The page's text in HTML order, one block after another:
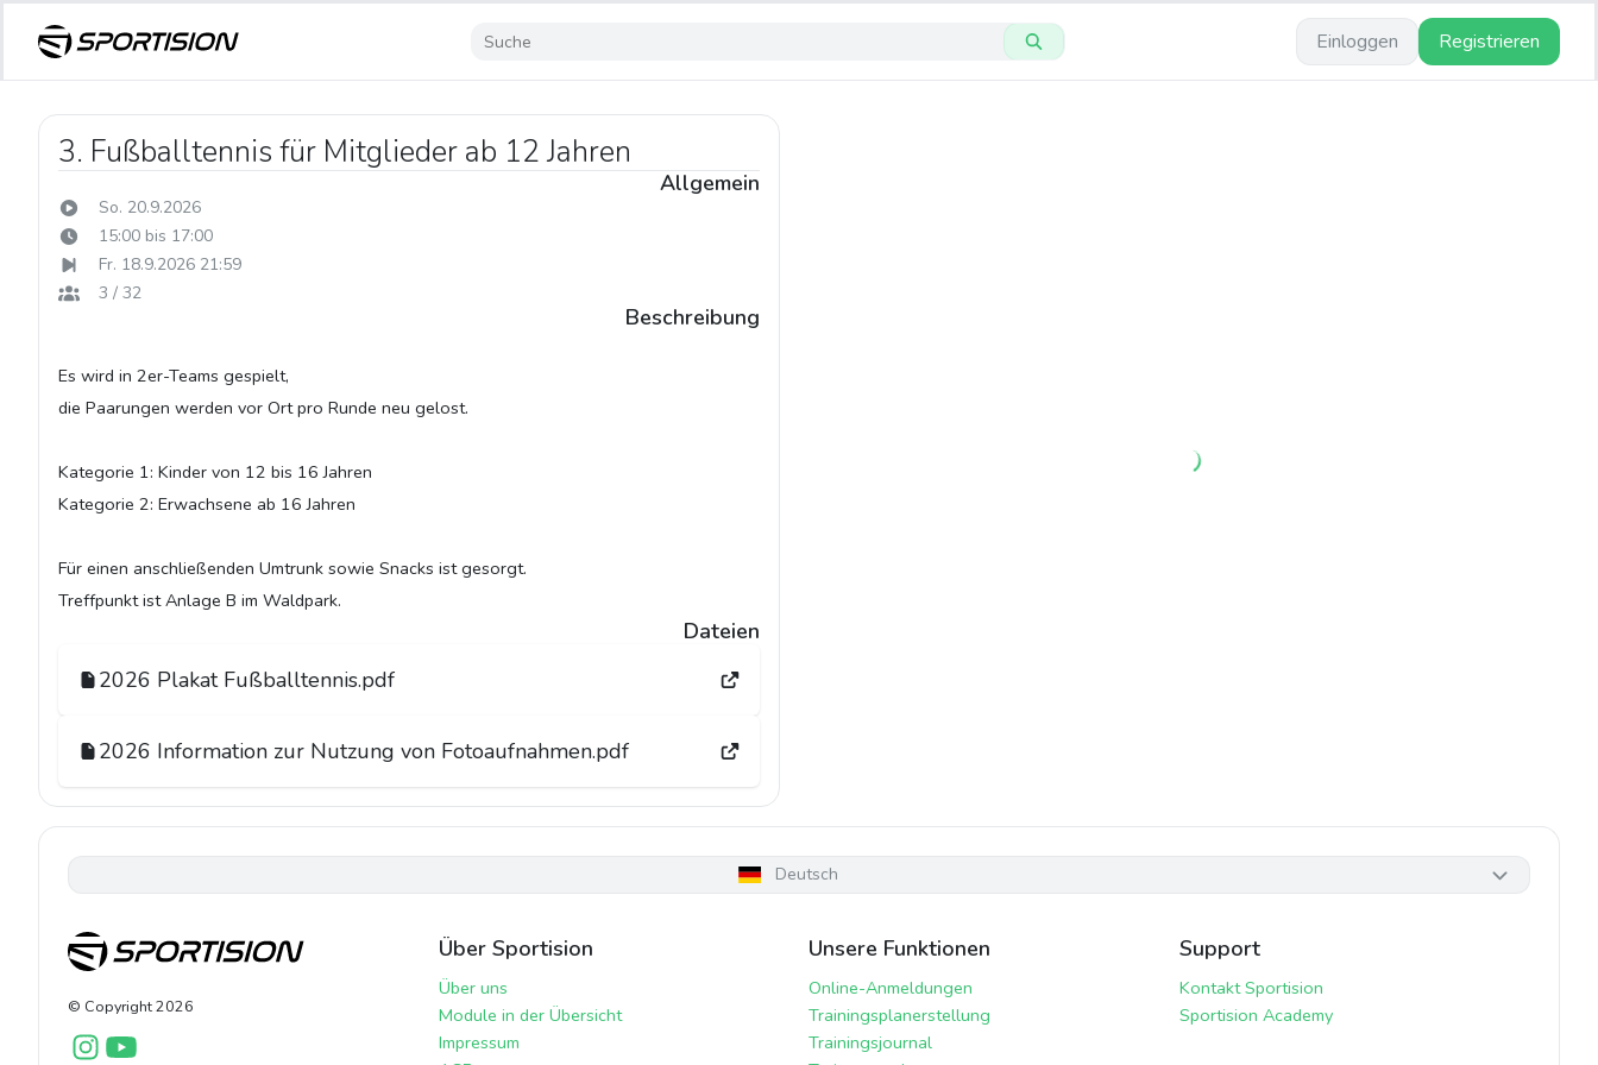
Einloggen Registrieren
3. Fußballtennis für Mitglieder ab 12 Jahren
Allgemein
So. 20.9.2026
15:00 bis 17:00
Fr. 18.9.2026 21:59
3 / 32
Beschreibung
Es wird in 2er-Teams gespielt,
die Paarungen werden vor Ort pro Runde neu gelost.
Kategorie 1: Kinder von 12 bis 16 Jahren
Kategorie 2: Erwachsene ab 16 Jahren
Für einen anschließenden Umtrunk sowie Snacks ist gesorgt.
Treffpunkt ist Anlage B im Waldpark.
Dateien
2026 Plakat Fußballtennis.pdf
2026 Information zur Nutzung von Fotoaufnahmen.pdf
Deutsch
© Copyright2026
Über Sportision
Über uns
Module in der Übersicht
Impressum
Unsere Funktionen
Online-Anmeldungen
Trainingsplanerstellung
Trainingsjournal
Support
Kontakt Sportision
Sportision Academy